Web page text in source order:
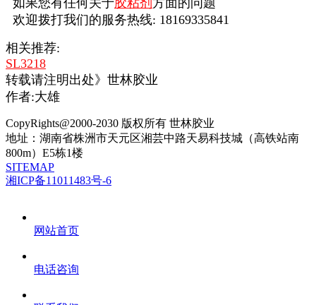
欢迎拨打我们的服务热线: 18169335841
相关推荐:
SL3218
转载请注明出处》世林胶业
作者:大雄
CopyRights@2000-2030 版权所有 世林胶业
地址：湖南省株洲市天元区湘芸中路天易科技城（高铁站南
800m）E5栋1楼
SITEMAP
湘ICP备11011483号-6
网站首页
电话咨询